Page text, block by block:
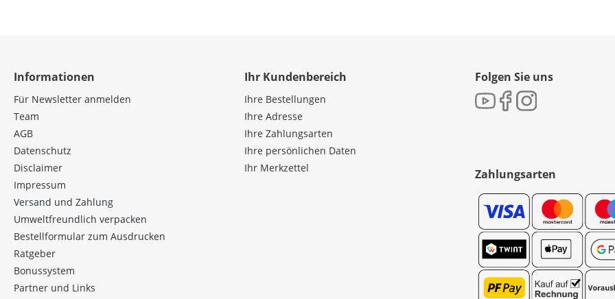
Informationen
Für Newsletter anmelden
Team
AGB
Datenschutz
Disclaimer
Impressum
Versand und Zahlung
Umweltfreundlich verpacken
Bestellformular zum Ausdrucken
Ratgeber
Bonussystem
Partner und Links
Ihr Kundenbereich
Ihre Bestellungen
Ihre Adresse
Ihre Zahlungsarten
Ihre persönlichen Daten
Ihr Merkzettel
Folgen Sie uns
Zahlungsarten